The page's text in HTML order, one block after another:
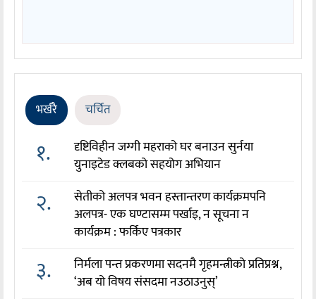
भर्खरै चर्चित
१.
दृष्टिविहीन जग्गी महराको घर बनाउन सुर्नया
युनाइटेड क्लबको सहयोग अभियान
२.
सेतीको अलपत्र भवन हस्तान्तरण कार्यक्रमपनि
अलपत्र- एक घण्टासम्म पर्खाइ, न सूचना न
कार्यक्रम : फर्किए पत्रकार
३.
निर्मला पन्त प्रकरणमा सदनमै गृहमन्त्रीको प्रतिप्रश्न,
‘अब यो विषय संसदमा नउठाउनुस्’